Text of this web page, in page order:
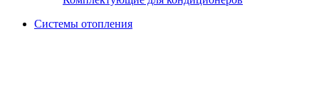
Системы отопления